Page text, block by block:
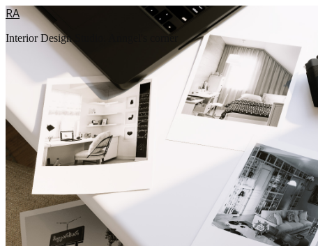
RA
Interior Design Studio. Anngel's corner